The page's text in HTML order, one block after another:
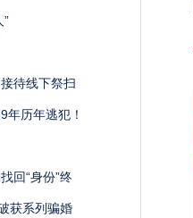
”
待线下祭扫
年历年逃犯！
回“身份”终
获系列骗婚